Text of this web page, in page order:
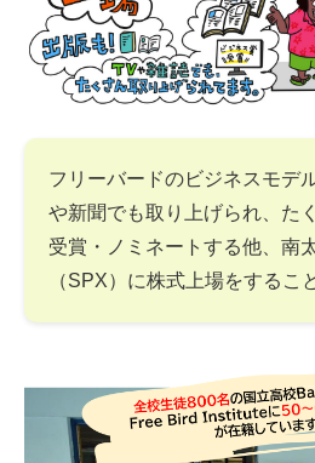
フリーバードのビジネスモデ
や新聞でも取り上げられ、た
受賞・ノミネートする他、南
（SPX）に株式上場をするこ